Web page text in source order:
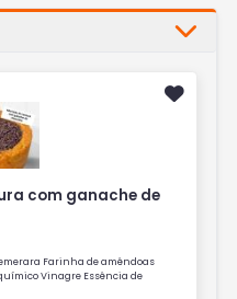
com ganache de
Farinha de amêndoas
Vinagre Essência de